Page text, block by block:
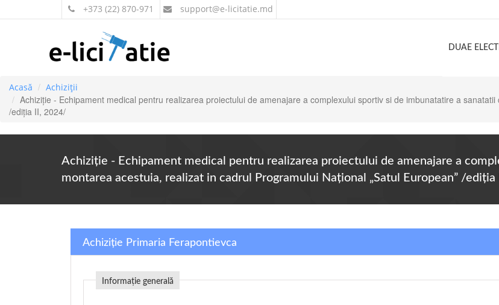
+373 (22) 870-971 support@e-licitatie.md
DUAE
Acasă Achiziții
Achiziție - Echipament medical pentru realizarea proiectului de amenajare a complexului sportiv si de imbunatatire a
/ediția II, 2024/
Achiziție - Echipament medical pentru realizarea proiectului de amenajare a
montarea acestuia, realizat in cadrul Programului Național „Satul European” /
Achiziție Primaria Ferapontievca
Informație generală